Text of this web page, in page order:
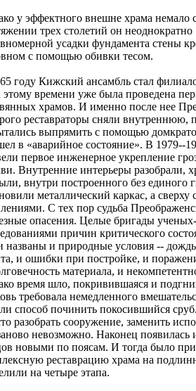
у эффектного внешне храма немало
трех столетий он неоднократно
усадки фундамента стены
с помощью обивки тесом.
году Кижский ансамбль стал
времени уже была проведена
храмов. И именно после нее
реставраторы сняли
выпрямить с помощью
в «аварийное состояние». В 1979--
первое инженерное укрепление
Внутренние интерьеры разобрали,
внутри построенного без единого
металлический каркас, а
С тех пор судьба
опасения. Целые бригады
причин критического
названы и природные условия --
и ошибки при постройке, и
материала, и
время шло, покривившаяся и
требовала немедленного
способ починить покосившийся
разобрать сооружение, заменить
невозможно. Наконец появилась
новыми по поясам. И тогда было
реставрацию храма на
на четыре этапа.